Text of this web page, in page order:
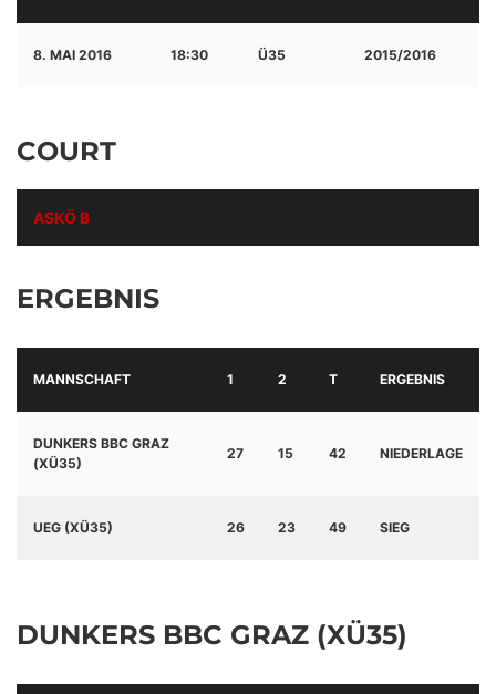
8. MAI 2016 18:30 Ü35 2015/2016
COURT
ASKÖ B
ERGEBNIS
MANNSCHAFT 1 2 T ERGEBNIS
DUNKERS BBC GRAZ
(XÜ35)
27 15 42 NIEDERLAGE
UEG (XÜ35) 26 23 49 SIEG
DUNKERS BBC GRAZ (XÜ35)